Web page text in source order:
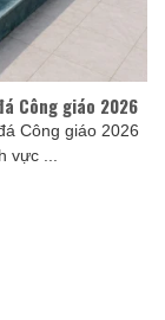
Công giáo 2026
Công giáo 2026
vực ...